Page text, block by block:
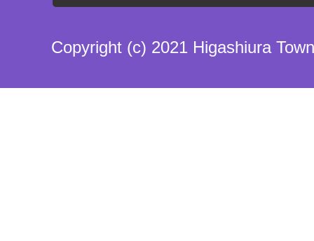
Copyright (c) 2021 Higashiura